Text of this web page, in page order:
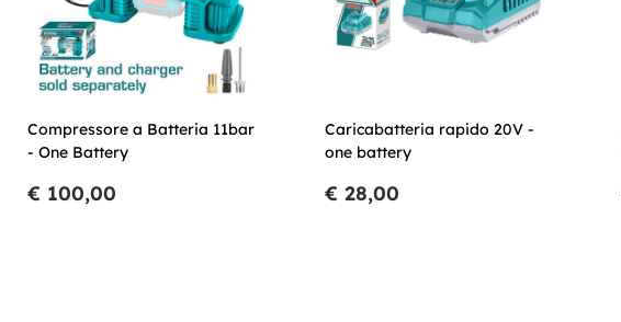
Compressore a Batteria 11bar
- One Battery
€ 100,00
Caricabatteria rapido 20V -
one battery
€ 28,00